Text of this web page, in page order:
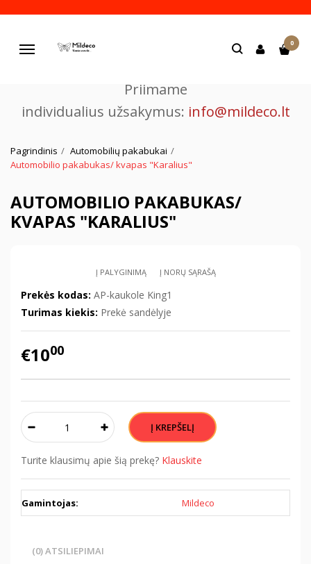
Navigacija
0
Priimame
individualius užsakymus: info@mildeco.lt
Pagrindinis
Automobilių pakabukai
Automobilio pakabukas/ kvapas "Karalius"
AUTOMOBILIO PAKABUKAS/
KVAPAS "KARALIUS"
Į PALYGINIMĄ Į NORŲ SĄRAŠĄ
Prekės kodas: AP-kaukole King1
Turimas kiekis: Prekė sandėlyje
€1000
Turite klausimų apie šią prekę? Klauskite
Gamintojas: Mildeco
(0) ATSILIEPIMAI